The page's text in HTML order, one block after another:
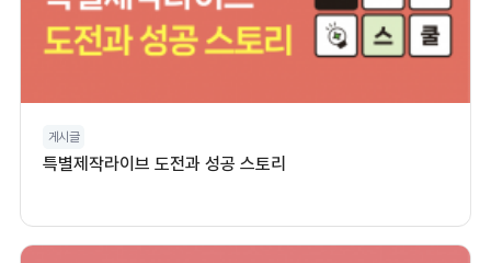
게시글
특별제작라이브 도전과 성공 스토리